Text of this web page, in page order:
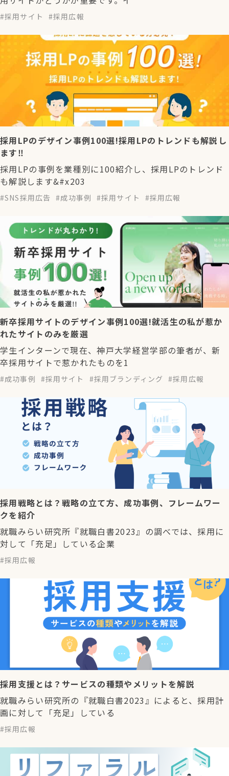
採用サイト 採用広報
採用LPのデザイン事例100選!採用LPのトレンドも解説し
ます‼︎
採用LPの事例を業種別に100紹介し、採用LPのトレンド
も解説します&#x203
SNS採用広告 成功事例 採用サイト 採用広報
新卒採用サイトのデザイン事例100選!就活生の私が惹か
れたサイトのみを厳選
学生インターンで現在、神戸大学経営学部の筆者が、新
卒採用サイトで惹かれたものを1
成功事例 採用サイト 採用ブランディング 採用広報
採用戦略とは？戦略の立て方、成功事例、フレームワー
クを紹介
就職みらい研究所『就職白書2023』の調べでは、採用に
対して「充足」している企業
採用広報
採用支援とは？サービスの種類やメリットを解説
就職みらい研究所の『就職白書2023』によると、採用計
画に対して「充足」している
採用広報